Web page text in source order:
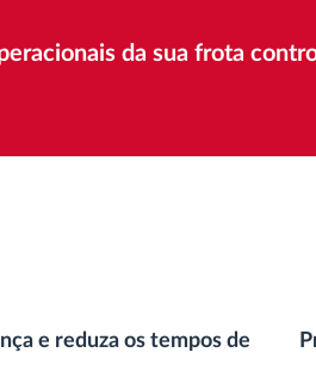
da sua frota
e reduza os tempos de